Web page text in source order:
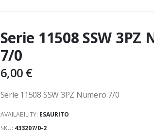
Serie 11508 SSW 3PZ
7/0
6,00 €
Serie 11508 SSW 3PZ Numero 7/0
AVAILABILITY: ESAURITO
SKU: 433207/0-2